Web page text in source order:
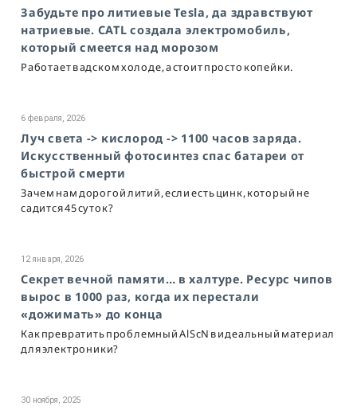
Забудьте про литиевые Tesla, да здравствуют
натриевые. CATL создала электромобиль,
который смеется над морозом
Работает в адском холоде, а стоит просто копейки.
6 февраля, 2026
Луч света -> кислород -> 1100 часов заряда.
Искусственный фотосинтез спас батареи от
быстрой смерти
Зачем нам дорогой литий, если есть цинк, который не
садится 45 суток?
12 января, 2026
Секрет вечной памяти… в халтуре. Ресурс чипов
вырос в 1000 раз, когда их перестали
«дожимать» до конца
Как превратить проблемный AlScN в идеальный материал
для электроники?
30 ноября, 2025